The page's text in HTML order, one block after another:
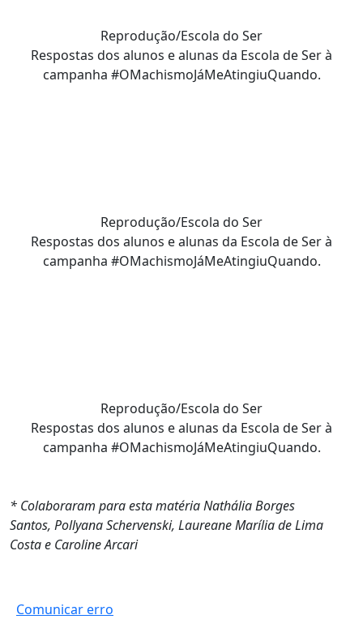
Reprodução/Escola do Ser
Respostas dos alunos e alunas da Escola de Ser à
campanha #OMachismoJáMeAtingiuQuando.
Reprodução/Escola do Ser
Respostas dos alunos e alunas da Escola de Ser à
campanha #OMachismoJáMeAtingiuQuando.
Reprodução/Escola do Ser
Respostas dos alunos e alunas da Escola de Ser à
campanha #OMachismoJáMeAtingiuQuando.
* Colaboraram para esta matéria Nathália Borges
Santos, Pollyana Schervenski, Laureane Marília de Lima
Costa e Caroline Arcari
Comunicar erro